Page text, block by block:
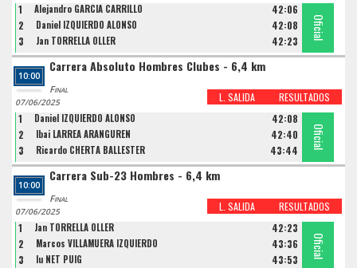
1 Alejandro GARCIA CARRILLO 42:06
Oficial
2 Daniel IZQUIERDO ALONSO 42:08 Oficial
3 Jan TORRELLA OLLER 42:23
Oficial
10:00
Carrera Absoluto Hombres Clubes - 6,4 km
Final
L. SALIDA RESULTADOS
07/06/2025
1 Daniel IZQUIERDO ALONSO 42:08
Oficial
2 Ibai LARREA ARANGUREN 42:40 Oficial
3 Ricardo CHERTA BALLESTER 43:44
Oficial
10:00
Carrera Sub-23 Hombres - 6,4 km
Final
L. SALIDA RESULTADOS
07/06/2025
1 Jan TORRELLA OLLER 42:23
Oficial
2 Marcos VILLAMUERA IZQUIERDO 43:36 Oficial
3 Iu NET PUIG 43:53
Oficial